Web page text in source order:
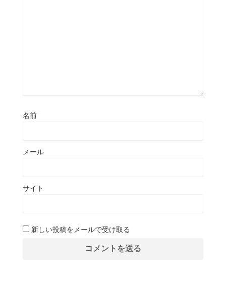
名前
メール
サイト
新しい投稿をメールで受け取る